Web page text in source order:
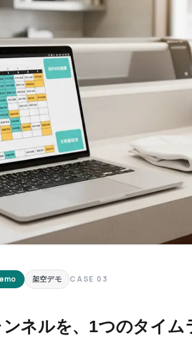
架空デモ CASE 03
ネルを、1つのタイム